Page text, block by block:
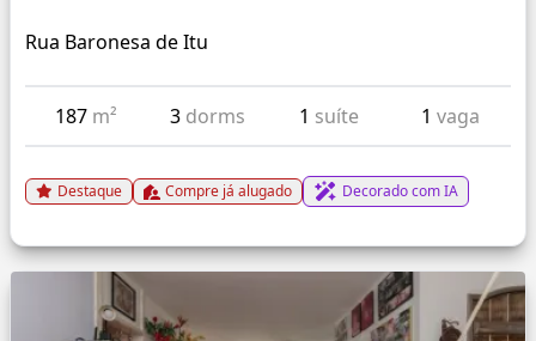
Rua Baronesa de Itu
187 m² 3 dorms 1 suíte 1 vaga
Destaque Compre já alugado Decorado com IA